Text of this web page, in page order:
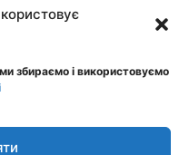
збираємо і використовуємо